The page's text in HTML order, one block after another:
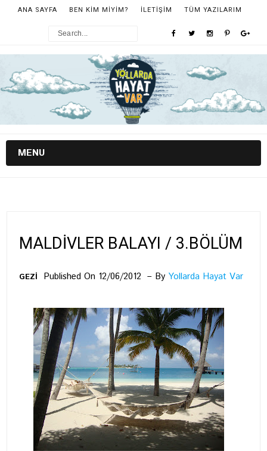
ANA SAYFA BEN KİM MİYİM? İLETİŞİM TÜM YAZILARIM
MENU
MALDİVLER BALAYI / 3.BÖLÜM
GEZİ Published On 12/06/2012 By Yollarda Hayat Var